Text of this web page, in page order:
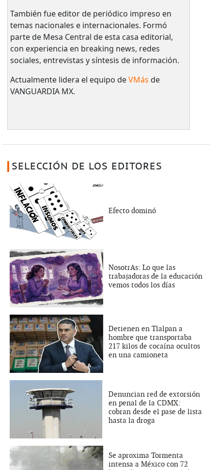
También fue editor de periódico impreso en
temas nacionales e internacionales. Formó
parte de Mesa Central de esta casa editorial,
con experiencia en breaking news, redes
sociales, entrevistas y síntesis de información.
Actualmente lidera el equipo deVMás de
VANGUARDIA MX.
SELECCIÓN DE LOS EDITORES
Efecto dominó
NosotrAs: Lo que las
trabajadoras de la educación
vemos todos los días
Detienen en Tlalpan a
hombre que transportaba
217 kilos de cocaína ocultos
en una camioneta
Denuncian red de extorsión
en penal de la CDMX:
cobran desde el pase de lista
hasta la droga
Se aproxima Tormenta
intensa a México con 72